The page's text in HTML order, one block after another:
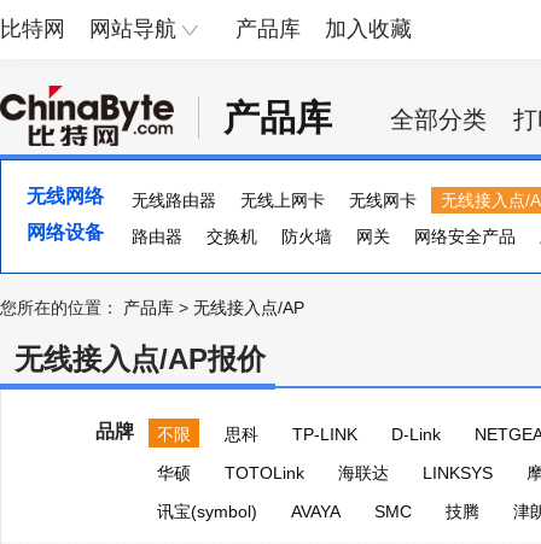
比特网 网站导航 产品库 加入收藏
产品库 全部分类
无线网络 无线路由器 无线上网卡 无线网卡 无线接入点/
网络设备 路由器 交换机 防火墙 网关 网络安全产品
流量计
集线器 ADSL 多串口卡
负载均衡器
您所在的位置： 产品库 > 无线接入点/AP
无线接入点/AP报价
品牌 不限 思科 TP-LINK D-Link
华硕
TOTOLink 海联达 LINKSYS
讯宝(symbol)
AVAYA SMC 技腾 津